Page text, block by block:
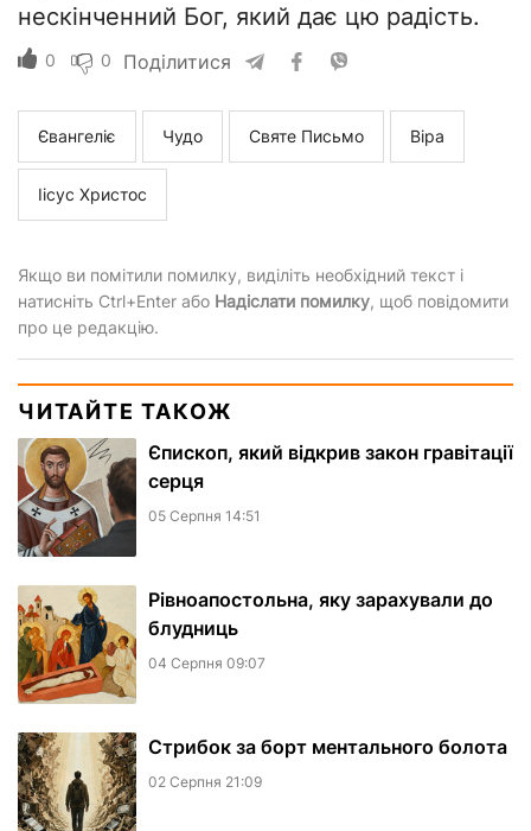
нескінченний Бог, який дає цю радість.
0 0 Поділитися
Євангеліє Чудо Святе Письмо Віра
Іісус Христос
Якщо ви помітили помилку, виділіть необхідний текст і
натисніть Ctrl+Enter або Надіслати помилку, щоб повідомити
про це редакцію.
ЧИТАЙТЕ ТАКОЖ
Єпископ, який відкрив закон гравітації
серця
05 Серпня 14:51
Рівноапостольна, яку зарахували до
блудниць
04 Серпня 09:07
​Стрибок за борт ментального болота
02 Серпня 21:09